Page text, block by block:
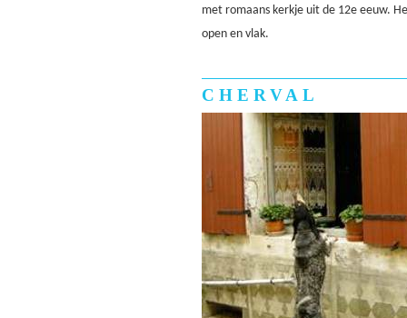
met romaans kerkje uit de 12e eeuw.
open en vlak.
CHERVAL